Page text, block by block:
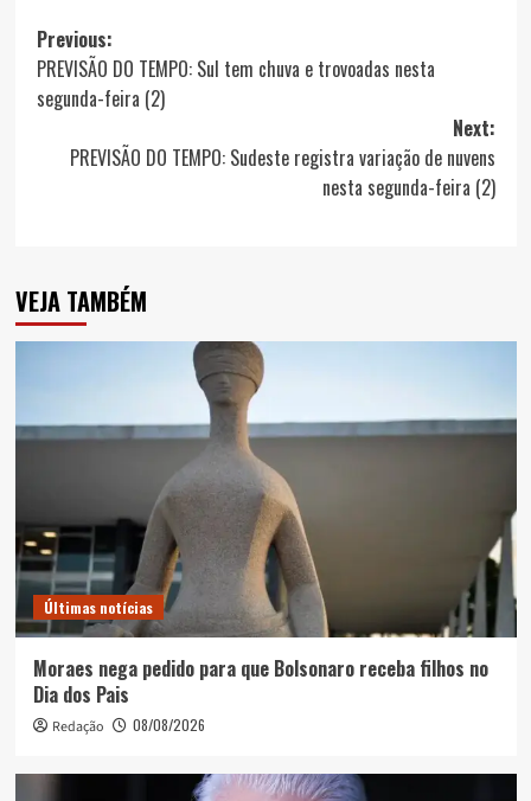
Post
navigation
Previous:
PREVISÃO DO TEMPO: Sul tem chuva e trovoadas nesta
segunda-feira (2)
Next:
PREVISÃO DO TEMPO: Sudeste registra variação de nuvens
nesta segunda-feira (2)
VEJA TAMBÉM
Últimas notícias
Moraes nega pedido para que Bolsonaro receba filhos no
Dia dos Pais
Redação 08/08/2026